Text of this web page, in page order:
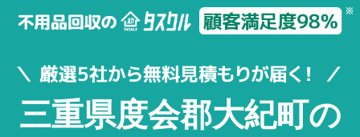
三重県度会郡大紀町の